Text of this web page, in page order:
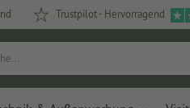
Trustpilot - Hervorragend